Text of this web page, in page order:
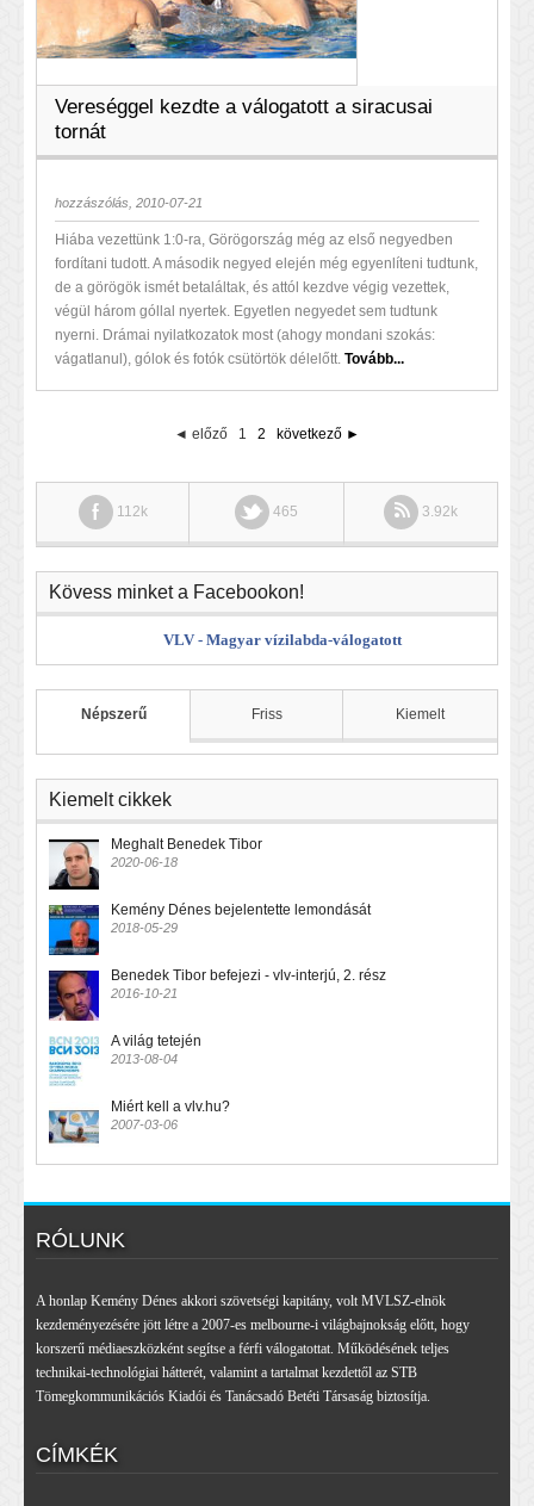
Vereséggel kezdte a válogatott a siracusai
tornát
hozzászólás, 2010-07-21
Hiába vezettünk 1:0-ra, Görögország még az első negyedben
fordítani tudott. A második negyed elején még egyenlíteni tudtunk,
de a görögök ismét betaláltak, és attól kezdve végig vezettek,
végül három góllal nyertek. Egyetlen negyedet sem tudtunk
nyerni. Drámai nyilatkozatok most (ahogy mondani szokás:
vágatlanul), gólok és fotók csütörtök délelőtt. Tovább...
◄ előző 1 2 következő ►
112k 465 3.92k
Kövess minket a Facebookon!
VLV - Magyar vízilabda-válogatott
Népszerű Friss Kiemelt
Kiemelt cikkek
Meghalt Benedek Tibor
2020-06-18
Kemény Dénes bejelentette lemondását
2018-05-29
Benedek Tibor befejezi - vlv-interjú, 2. rész
2016-10-21
A világ tetején
2013-08-04
Miért kell a vlv.hu?
2007-03-06
RÓLUNK
A honlap Kemény Dénes akkori szövetségi kapitány, volt MVLSZ-elnök
kezdeményezésére jött létre a 2007-es melbourne-i világbajnokság előtt, hogy
korszerű médiaeszközként segítse a férfi válogatottat. Működésének teljes
technikai-technológiai hátterét, valamint a tartalmat kezdettől az STB
Tömegkommunikációs Kiadói és Tanácsadó Betéti Társaság biztosítja.
CÍMKÉK